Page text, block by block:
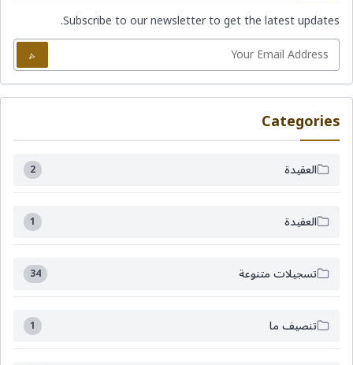
Subscribe to our newsletter to get the latest updates.
Categories
العقيدة 2
العقيدة 1
تسجيلات متنوعة 34
تنصيف ما 1